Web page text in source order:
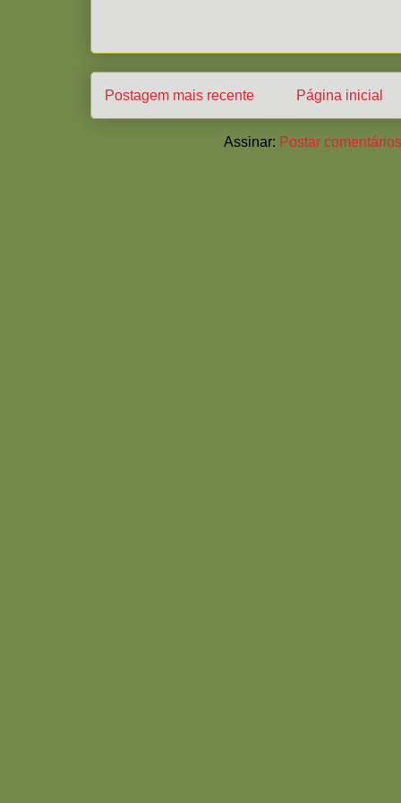
Postagem mais recente Página inicial
Assinar: Postar